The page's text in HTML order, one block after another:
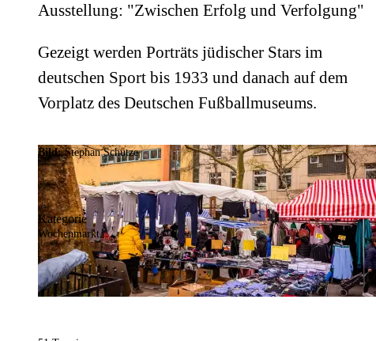
Ausstellung: "Zwischen Erfolg und Verfolgung"
Gezeigt werden Porträts jüdischer Stars im
deutschen Sport bis 1933 und danach auf dem
Vorplatz des Deutschen Fußballmuseums.
Bild:Stephan Schütze
Kategorie
Wochenmarkt